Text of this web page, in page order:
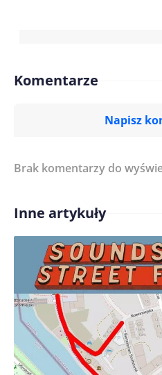
Komentarze
Napisz
Treść komentarza*
Imię/ Nick*
Zapamiętaj moje dane
pisania kolejnych
Brak komentarzy do
Inne artykuły